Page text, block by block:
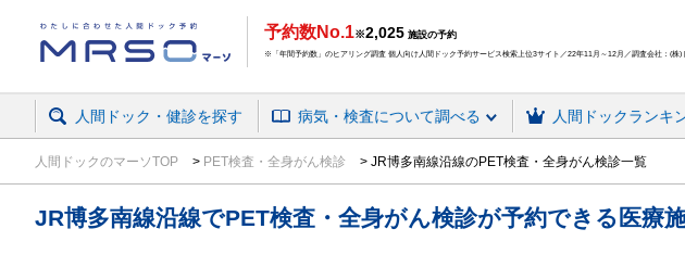
予約数No.1※2,025 施設の予約
※「年間予約数」のヒアリング調査 個人向け人間ドック予約サービス検索上位3サイト／22年11月～12月／調査会社：(株)
人間ドック・健診を探す 病気・検査について調べる 人間ドックランキ
人間ドックのマーソTOP PET検査・全身がん検診 JR博多南線沿線のPET検査・全身がん検診一覧
JR博多南線沿線でPET検査・全身がん検診が予約できる 医療